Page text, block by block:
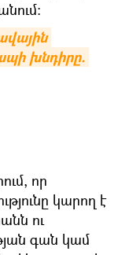
խնդիրը.
որ
կարող է
ու
գան կամ